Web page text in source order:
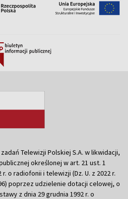
Telewizji Polskiej S.A. w likwidacji,
określonej w art. 21 ust. 1
o radiofonii i telewizji (Dz. U. z 2022 r.
poprzez udzielenie dotacji celowej, o
z dnia 29 grudnia 1992 r. o